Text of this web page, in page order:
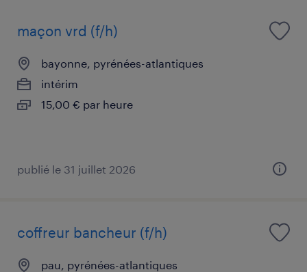
maçon vrd (f/h)
bayonne, pyrénées-atlantiques
intérim
15,00 € par heure
publié le 31 juillet 2026
coffreur bancheur (f/h)
pau, pyrénées-atlantiques